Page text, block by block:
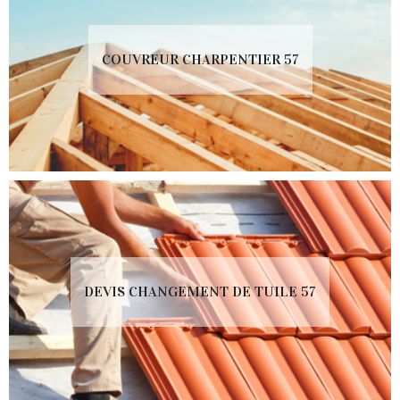
COUVREUR CHARPENTIER 57
DEVIS CHANGEMENT DE TUILE 57